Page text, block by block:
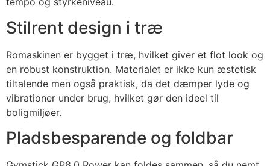
Stilrent design i træ
Romaskinen er bygget i træ, hvilket giver et flot look og
en robust konstruktion. Materialet er ikke kun æstetisk
tiltalende men også praktisk, da det dæmper lyde og
vibrationer under brug, hvilket gør den ideel til
boligmiljøer.
Pladsbesparende og foldbar